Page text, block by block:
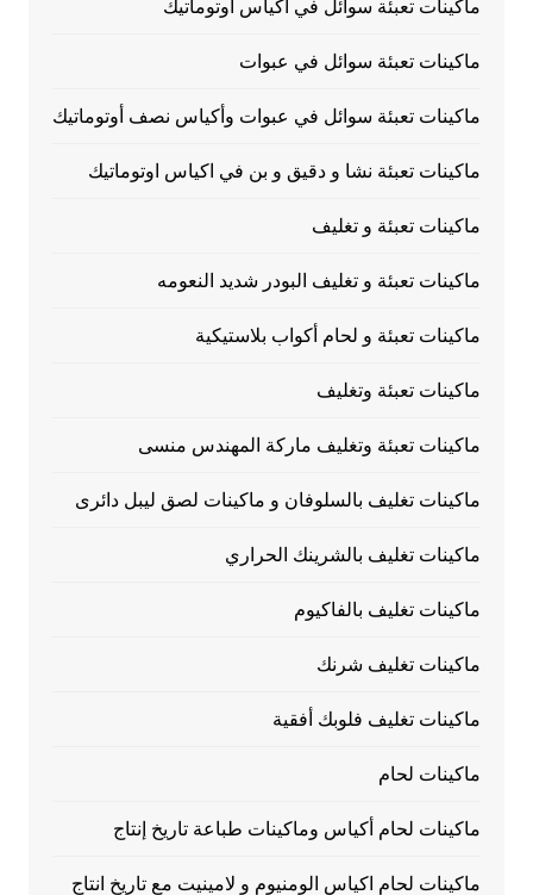
ماكينات تعبئة سوائل في اكياس اوتوماتيك
ماكينات تعبئة سوائل في عبوات
ماكينات تعبئة سوائل في عبوات وأكياس نصف أوتوماتيك
ماكينات تعبئة نشا و دقيق و بن في اكياس اوتوماتيك
ماكينات تعبئة و تغليف
ماكينات تعبئة و تغليف البودر شديد النعومه
ماكينات تعبئة و لحام أكواب بلاستيكية
ماكينات تعبئة وتغليف
ماكينات تعبئة وتغليف ماركة المهندس منسى
ماكينات تغليف بالسلوفان و ماكينات لصق ليبل دائرى
ماكينات تغليف بالشرينك الحراري
ماكينات تغليف بالفاكيوم
ماكينات تغليف شرنك
ماكينات تغليف فلوبك أفقية
ماكينات لحام
ماكينات لحام أكياس وماكينات طباعة تاريخ إنتاج
ماكينات لحام اكياس الومنيوم و لامينيت مع تاريخ انتاج